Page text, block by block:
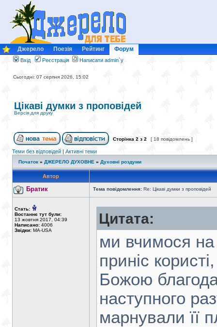
Джерело Поезія Рейтинг Форум
Вхід Реєстрація Написати admin`у
Сьогодні: 07 серпня 2026, 15:02
Цікаві думки з проповідей
Версія для друку
Сторінка 2 з 2 [ 18 повідомлень ]
Теми без відповідей | Активні теми
Початок » ДЖЕРЕЛО ДУХОВНЕ » Духовні роздуми
Автор
Братик Тема повідомлення: Re: Цікаві думки з проповідей
Стать:
Востаннє тут були:
13 жовтня 2017, 04:39
Написано: 4006
Звідки: MA-USA
Цитата:
ми вчимося на
приніс
Божою
наступного
марнували її